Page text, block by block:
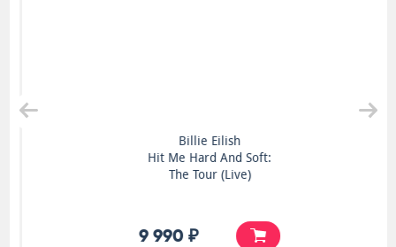
Billie Eilish
Hit Me Hard And Soft:
The Tour (Live)
9 990 ₽